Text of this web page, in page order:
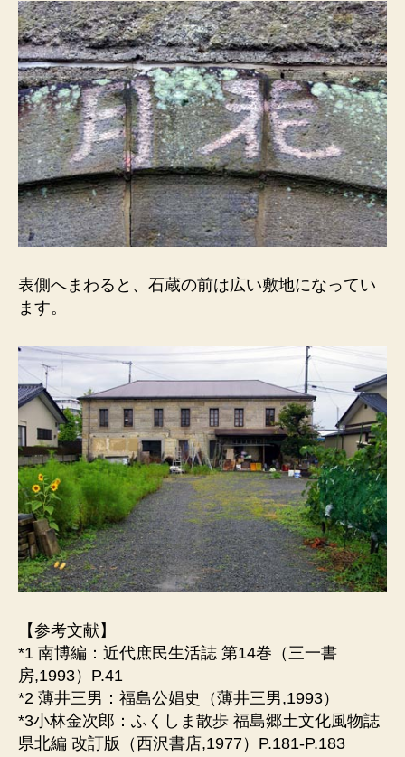
表側へまわると、石蔵の前は広い敷地になってい
ます。
【参考文献】
*1 南博編：近代庶民生活誌 第14巻（三一書
房,1993）P.41
*2 薄井三男：福島公娼史（薄井三男,1993）
*3小林金次郎：ふくしま散歩 福島郷土文化風物誌
県北編 改訂版（西沢書店,1977）P.181-P.183